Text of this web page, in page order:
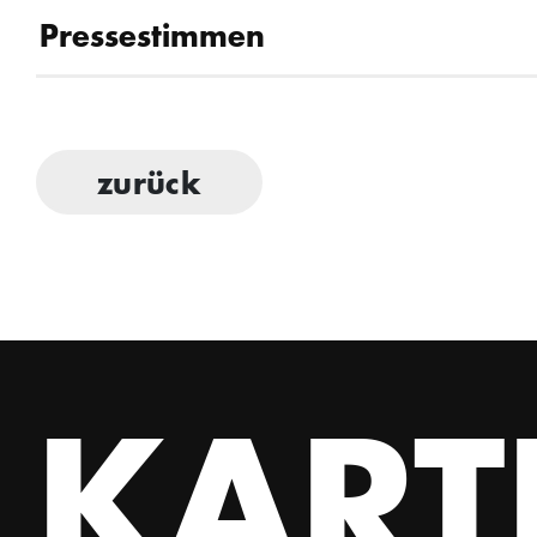
Pressestimmen
zurück